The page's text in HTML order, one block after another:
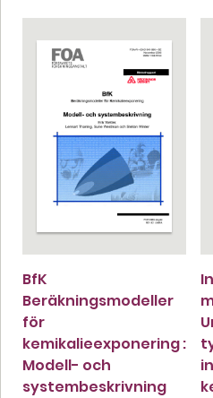
BfK
Beräkningsmodeller
för
kemikalieexponering :
Modell- och
systembeskrivning